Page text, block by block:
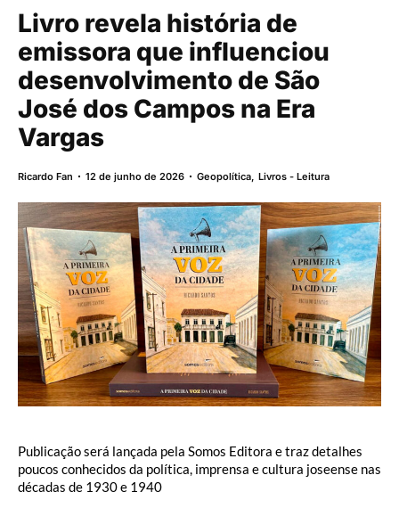
Livro revela história de
emissora que influenciou
desenvolvimento de São
José dos Campos na Era
Vargas
Ricardo Fan 12 de junho de 2026 Geopolítica,Livros - Leitura
Publicação será lançada pela Somos Editora e traz detalhes
poucos conhecidos da política, imprensa e cultura joseense nas
décadas de 1930 e 1940